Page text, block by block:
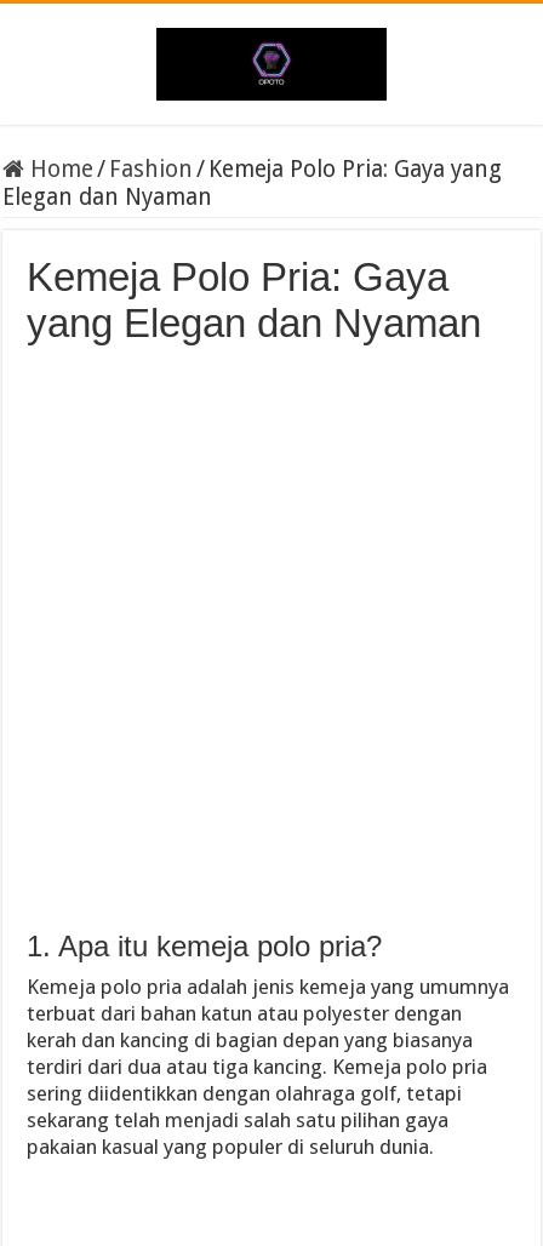
Home/ Fashion / Kemeja Polo Pria: Gaya yang
Elegan dan Nyaman
Kemeja Polo Pria: Gaya
yang Elegan dan Nyaman
1. Apa itu kemeja polo pria?
Kemeja polo pria adalah jenis kemeja yang umumnya
terbuat dari bahan katun atau polyester dengan
kerah dan kancing di bagian depan yang biasanya
terdiri dari dua atau tiga kancing. Kemeja polo pria
sering diidentikkan dengan olahraga golf, tetapi
sekarang telah menjadi salah satu pilihan gaya
pakaian kasual yang populer di seluruh dunia.